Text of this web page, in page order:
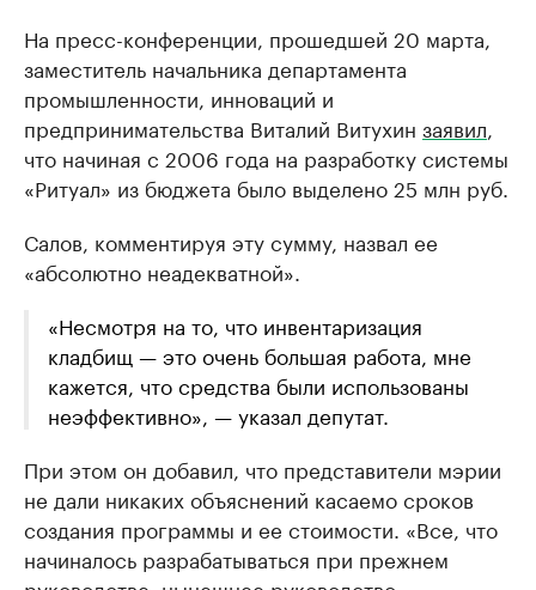
На пресс-конференции, прошедшей 20 марта,
заместитель начальника департамента
промышленности, инноваций и
предпринимательства Виталий Витухин заявил
что начиная с 2006 года на разработку системы
«Ритуал» из бюджета было выделено 25 млн руб.
Салов, комментируя эту сумму, назвал ее
«абсолютно неадекватной».
«Несмотря на то, что инвентаризация
кладбищ — это очень большая работа, мне
кажется, что средства были использованы
неэффективно», — указал депутат.
При этом он добавил, что представители мэрии
не дали никаких объяснений касаемо сроков
создания программы и ее стоимости. «Все, что
начиналось разрабатываться при прежнем